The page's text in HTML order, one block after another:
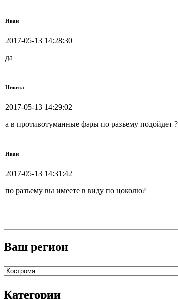
Иван
2017-05-13 14:28:30
да
Никита
2017-05-13 14:29:02
а в противотуманные фары по разъему подойдет ?
Иван
2017-05-13 14:31:42
по разъему вы имеете в виду по цоколю?
Ваш регион
Категории